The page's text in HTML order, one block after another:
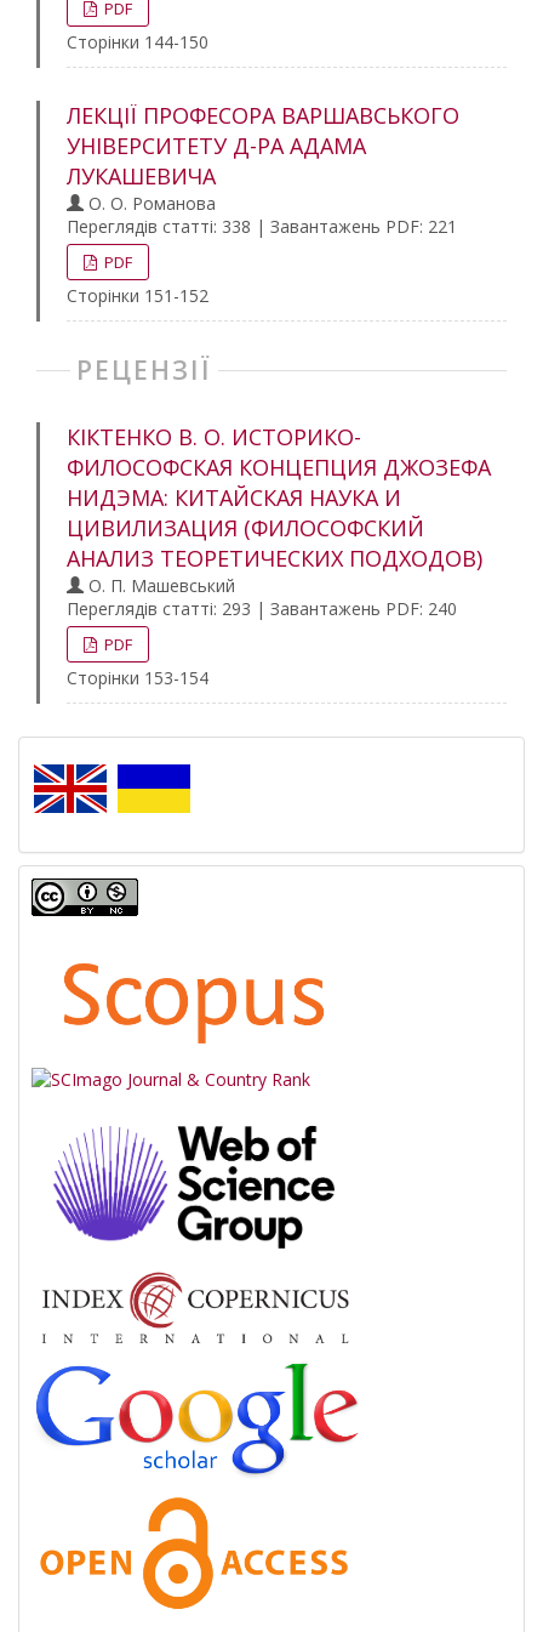
PDF
Сторінки 144-150
ЛЕКЦІЇ ПРОФЕСОРА ВАРШАВСЬКОГО
УНІВЕРСИТЕТУ Д-РА АДАМА
ЛУКАШЕВИЧА
О. О. Романова
Переглядів статті: 338 | Завантажень PDF: 221
PDF
Сторінки 151-152
РЕЦЕНЗІЇ
КІКТЕНКО В. О. ИСТОРИКО-
ФИЛОСОФСКАЯ КОНЦЕПЦИЯ ДЖОЗЕФА
НИДЭМА: КИТАЙСКАЯ НАУКА И
ЦИВИЛИЗАЦИЯ (ФИЛОСОФСКИЙ
АНАЛИЗ ТЕОРЕТИЧЕСКИХ ПОДХОДОВ)
О. П. Машевський
Переглядів статті: 293 | Завантажень PDF: 240
PDF
Сторінки 153-154